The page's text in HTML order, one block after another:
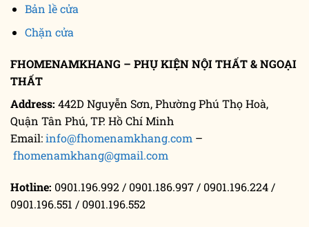
Bản lề cửa
Chặn cửa
FHOMENAMKHANG – PHỤ KIỆN NỘI THẤT & NGOẠI
THẤT
Address: 442D Nguyễn Sơn, Phường Phú Thọ Hoà,
Quận Tân Phú, TP. Hồ Chí Minh
Email:info@fhomenamkhang.com –
fhomenamkhang@gmail.com
Hotline: 0901.196.992 / 0901.186.997 / 0901.196.224 /
0901.196.551 / 0901.196.552